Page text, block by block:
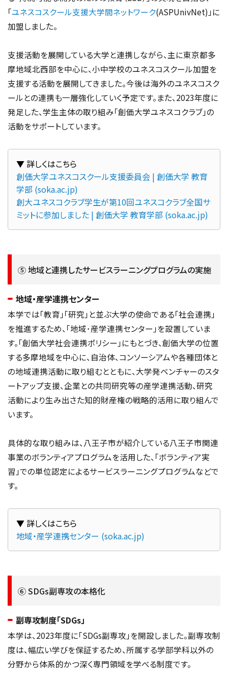
「ユネスコスクール支援大学間ネットワーク(ASPUnivNet)」に
加盟しました。
支援活動を展開している大学と連携しながら、主に東京都多
摩地域北西部を中心に、小中学校のユネスコスクール加盟を
支援する活動を展開してきました。今後は海外のユネスコスク
ールとの連携も一層強化していく予定です。また、2023年度に
発足した、学生主体の取り組み「創価大学ユネスコクラブ」の
活動をサポートしています。
創価大学ユネスコスクール支援委員会 | 創価大学 教育
学部 (soka.ac.jp)
創大ユネスコクラブ学生が第10回ユネスコクラブ全国サ
ミットに参加しました | 創価大学 教育学部 (soka.ac.jp)
⑤ 地域と連携したサービスラーニングプログラムの実施
地域・産学連携センター
本学では「教育」「研究」と並ぶ大学の使命である「社会連携」
を推進するため、「地域･産学連携センター」を設置していま
す。「創価大学社会連携ポリシー」にもとづき、創価大学の位置
する多摩地域を中心に、自治体、コンソーシアムや各種団体と
の地域連携活動に取り組むとともに、大学発ベンチャーのスタ
ートアップ支援、企業との共同研究等の産学連携活動、研究
活動により生み出さた知的財産権の戦略的活用に取り組んで
います。
具体的な取り組みは、八王子市が紹介している八王子市関連
事業のボランティアプログラムを活用した、「ボランティア実
習」での単位認定によるサービスラーニングプログラムなどで
す。
地域・産学連携センター (soka.ac.jp)
⑥ SDGs副専攻の本格化
副専攻制度「SDGs」
本学は、2023年度に「SDGs副専攻」を開設しました。副専攻制
度は、幅広い学びを保証するため、所属する学部学科以外の
分野から体系的かつ深く専門領域を学べる制度です。